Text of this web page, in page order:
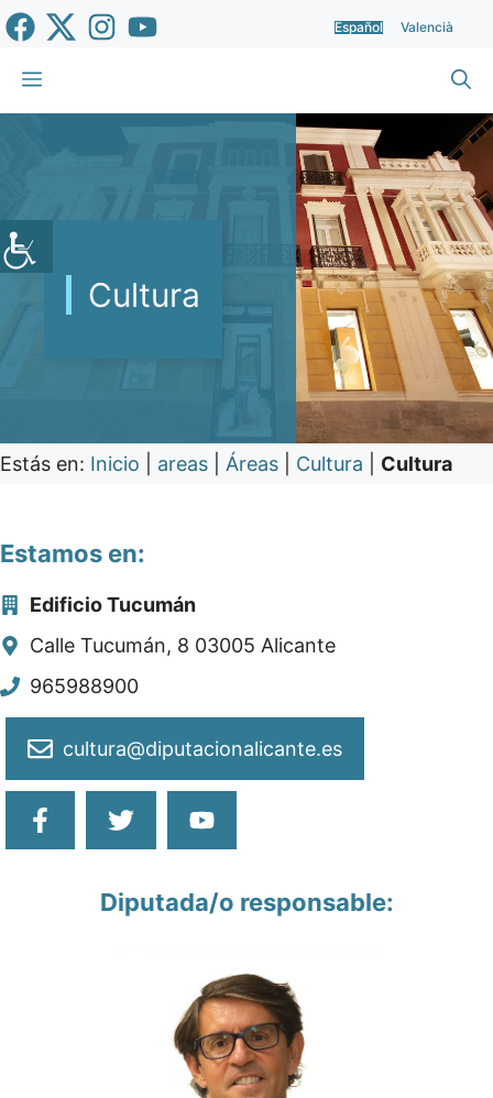
Saltar
al
contenido
Español Valencià
Menú
Cultura
Estás en: Inicio areas Áreas Cultura Cultura
Estamos en:
Edificio Tucumán
Calle Tucumán, 8 03005 Alicante
965988900
cultura@diputacionalicante.es
Diputada/o responsable: